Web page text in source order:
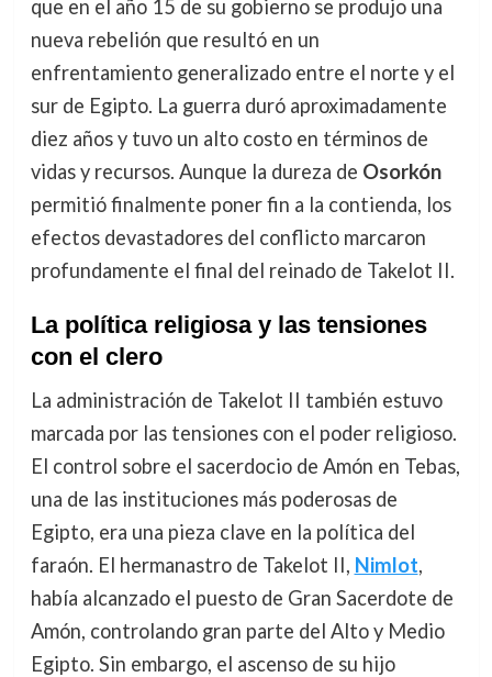
que en el año 15 de su gobierno se produjo una
nueva rebelión que resultó en un
enfrentamiento generalizado entre el norte y el
sur de Egipto. La guerra duró aproximadamente
diez años y tuvo un alto costo en términos de
vidas y recursos. Aunque la dureza de Osorkón
permitió finalmente poner fin a la contienda, los
efectos devastadores del conflicto marcaron
profundamente el final del reinado de Takelot II.
La política religiosa y las tensiones
con el clero
La administración de Takelot II también estuvo
marcada por las tensiones con el poder religioso.
El control sobre el sacerdocio de Amón en Tebas,
una de las instituciones más poderosas de
Egipto, era una pieza clave en la política del
faraón. El hermanastro de Takelot II, Nimlot,
había alcanzado el puesto de Gran Sacerdote de
Amón, controlando gran parte del Alto y Medio
Egipto. Sin embargo, el ascenso de su hijo